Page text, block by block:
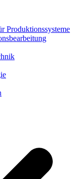
Produktionssysteme